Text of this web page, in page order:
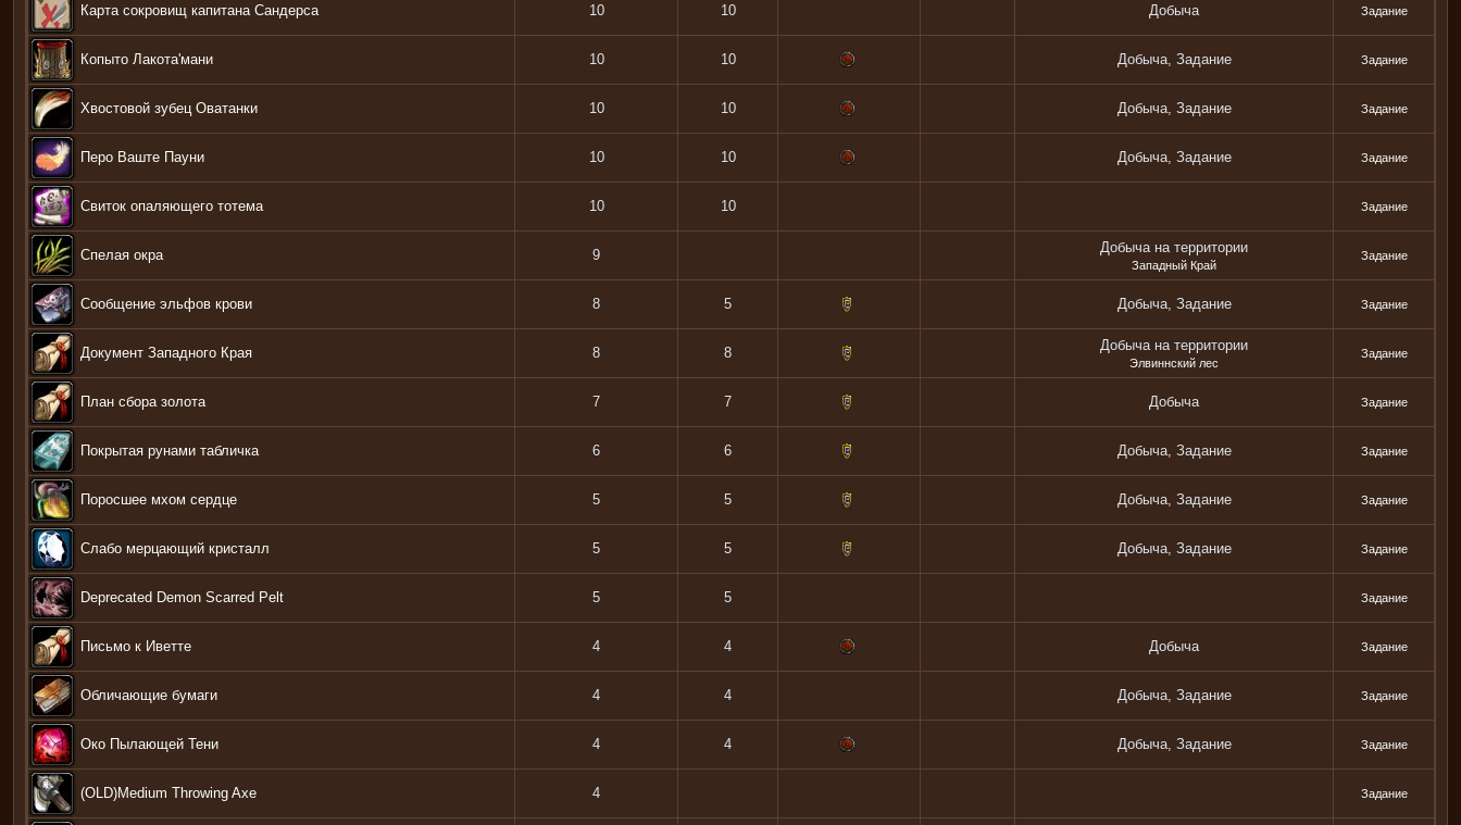
Карта сокровищ капитана Сандерса 10 10 Добыча Задание
Копыто Лакота'мани 10 10 Добыча, Задание Задание
Хвостовой зубец Оватанки 10 10 Добыча, Задание Задание
Перо Ваште Пауни 10 10 Добыча, Задание Задание
Свиток опаляющего тотема 10 10 Задание
Спелая окра 9 Добыча на территории
Западный Край
Задание
Сообщение эльфов крови 8 5 Добыча, Задание Задание
Документ Западного Края 8 8 Добыча на территории
Элвиннский лес
Задание
План сбора золота 7 7 Добыча Задание
Покрытая рунами табличка 6 6 Добыча, Задание Задание
Поросшее мхом сердце 5 5 Добыча, Задание Задание
Слабо мерцающий кристалл 5 5 Добыча, Задание Задание
Deprecated Demon Scarred Pelt 5 5 Задание
Письмо к Иветте 4 4 Добыча Задание
Обличающие бумаги 4 4 Добыча, Задание Задание
Око Пылающей Тени 4 4 Добыча, Задание Задание
(OLD)Medium Throwing Axe 4 Задание